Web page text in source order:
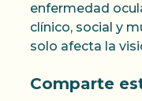
enfermedad
clínico, social y
solo afecta la
Comparte